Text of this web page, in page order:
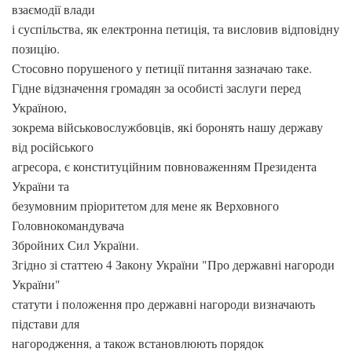
взаємодії влади
і суспільства, як електронна петиція, та висловив відповідну
позицію.
Стосовно порушеного у петиції питання зазначаю таке.
Гідне відзначення громадян за особисті заслуги перед
Україною,
зокрема військовослужбовців, які боронять нашу державу
від російського
агресора, є конституційним повноваженням Президента
України та
безумовним пріоритетом для мене як Верховного
Головнокомандувача
Збройних Сил України.
Згідно зі статтею 4 Закону України "Про державні нагороди
України"
статути і положення про державні нагороди визначають
підстави для
нагородження, а також встановлюють порядок